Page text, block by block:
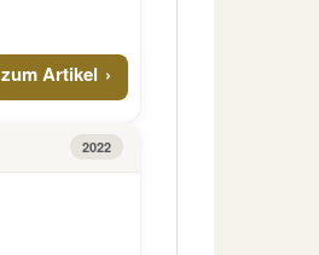
zum Artikel
2022